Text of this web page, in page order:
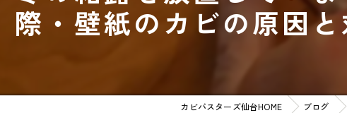
施設のカビ取り
際・壁紙のカビの原因
カビバスターズ仙台HOME ブログ